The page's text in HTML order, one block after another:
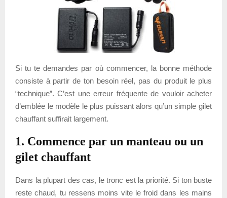
Si tu te demandes par où commencer, la bonne méthode
consiste à partir de ton besoin réel, pas du produit le plus
“technique”. C’est une erreur fréquente de vouloir acheter
d’emblée le modèle le plus puissant alors qu’un simple gilet
chauffant suffirait largement.
1. Commence par un manteau ou un
gilet chauffant
Dans la plupart des cas, le tronc est la priorité. Si ton buste
reste chaud, tu ressens moins vite le froid dans les mains